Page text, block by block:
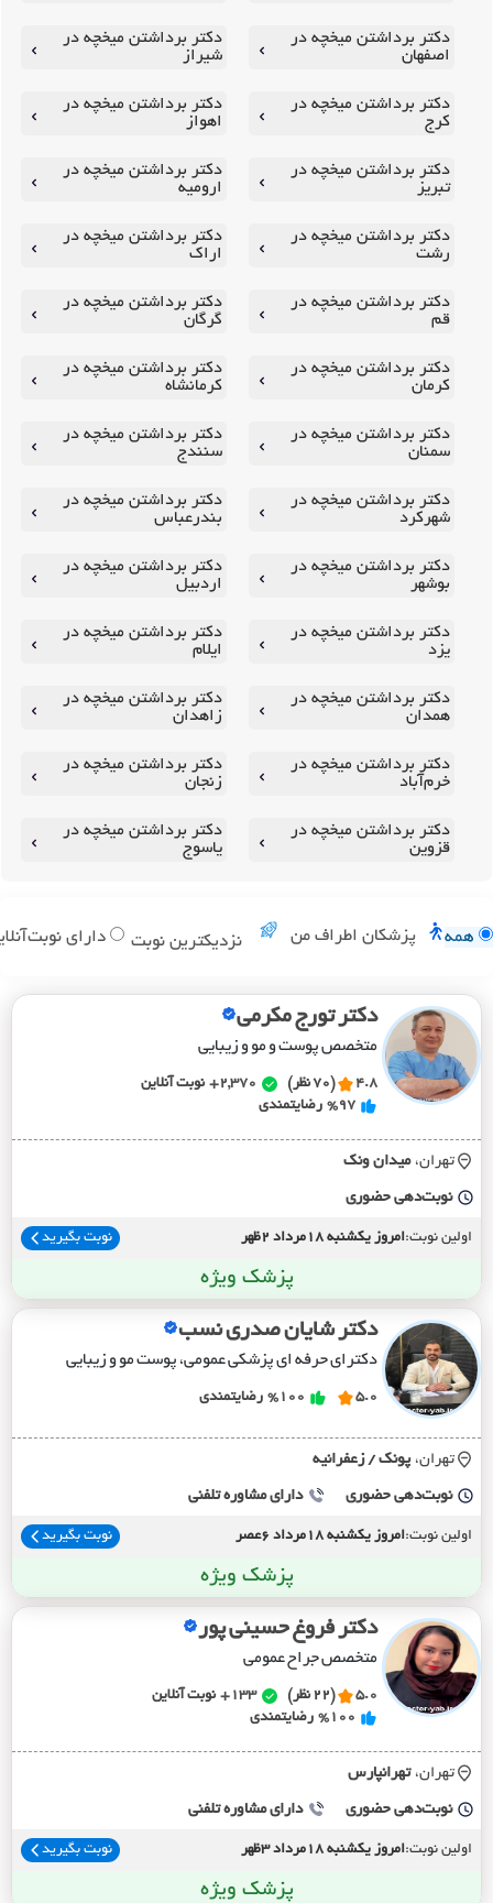
دکتر برداشتن میخچه در
اصفهان
دکتر برداشتن میخچه در
شیراز
دکتر برداشتن میخچه در
کرج
دکتر برداشتن میخچه در
اهواز
دکتر برداشتن میخچه در
تبریز
دکتر برداشتن میخچه در
ارومیه
دکتر برداشتن میخچه در
رشت
دکتر برداشتن میخچه در
اراک
دکتر برداشتن میخچه در
قم
دکتر برداشتن میخچه در
گرگان
دکتر برداشتن میخچه در
کرمان
دکتر برداشتن میخچه در
کرمانشاه
دکتر برداشتن میخچه در
سمنان
دکتر برداشتن میخچه در
سنندج
دکتر برداشتن میخچه در
شهرکرد
دکتر برداشتن میخچه در
بندرعباس
دکتر برداشتن میخچه در
بوشهر
دکتر برداشتن میخچه در
اردبیل
دکتر برداشتن میخچه در
یزد
دکتر برداشتن میخچه در
ایلام
دکتر برداشتن میخچه در
همدان
دکتر برداشتن میخچه در
زاهدان
دکتر برداشتن میخچه در
خرم‌آباد
دکتر برداشتن میخچه در
زنجان
دکتر برداشتن میخچه در
قزوین
دکتر برداشتن میخچه در
یاسوج
همه پزشکان اطراف من نزدیکترین نوبت دارای
دکتر تورج مکرمی
متخصص پوست و مو و زیبایی
4.8 (70 نظر) 2,370+
نوبت آنلاین
%97 رضایتمندی
تهران، ميدان ونک
نوبت‌دهی حضوری
اولین نوبت:امروز یکشنبه 18مرداد 2ظهر نوبت بگیرید
پزشک ویژه
دکتر شایان صدری نسب
دکترای حرفه ای پزشکی عمومی، پوست مو و زیبایی
5.0
%100 رضایتمندی
تهران، پونک / زعفرانيه
نوبت‌دهی حضوری دارای مشاوره تلفنی
اولین نوبت:امروز یکشنبه 18مرداد 6عصر نوبت بگیرید
پزشک ویژه
دکتر فروغ حسینی پور
متخصص جراح عمومی
5.0 (22 نظر) 133+
نوبت آنلاین
%100 رضایتمندی
تهران، تهرانپارس
نوبت‌دهی حضوری دارای مشاوره تلفنی
اولین نوبت:امروز یکشنبه 18مرداد 3ظهر نوبت بگیرید
پزشک ویژه